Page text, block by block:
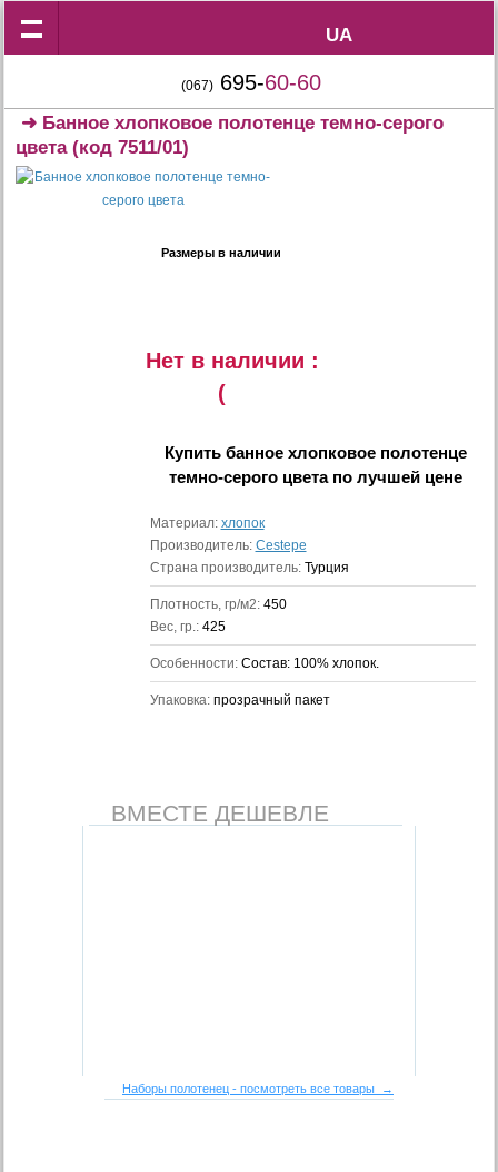
UA
UA
(067) 695-60-60
➜ Банное хлопковое полотенце темно-серого
цвета(код 7511/01)
Размеры в наличии
Нет в наличии :
(
Купить банное хлопковое полотенце
темно-серого цветапо лучшей цене
Материал: хлопок
Производитель: Cestepe
Страна производитель: Турция
Плотность, гр/м2: 450
Вес, гр.: 425
Особенности: Состав: 100% хлопок.
Упаковка: прозрачный пакет
ВМЕСТЕ ДЕШЕВЛЕ
Наборы полотенец - посмотреть все товары →